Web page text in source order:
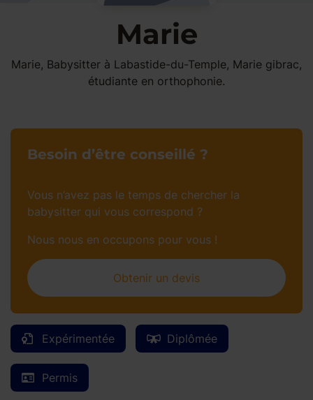
Marie
Marie, Babysitter à Labastide-du-Temple, Marie gibrac,
étudiante en orthophonie.
Expérimentée Diplômée
Permis
Besoin d’être conseillé ?
Vous n’avez pas le temps de chercher la
babysitter qui vous correspond ?
Nous nous en occupons pour vous !
Obtenir un devis